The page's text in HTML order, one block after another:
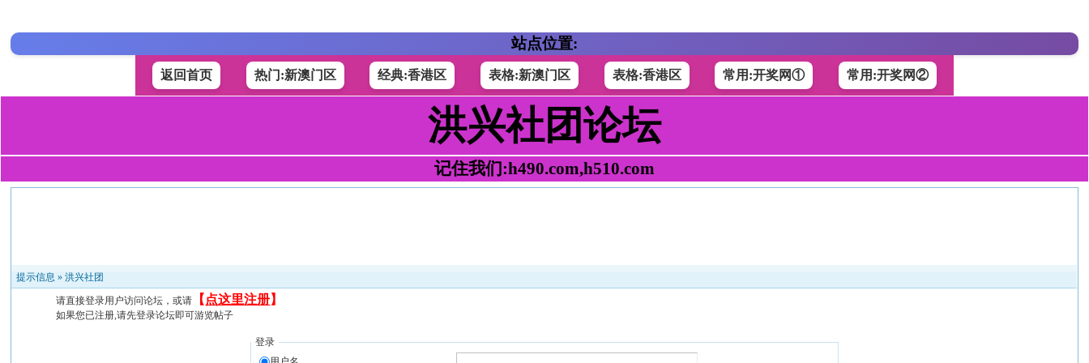
站点位置:
返回首页 热门:新澳门区 经典:香港区 表格:新澳门区 表格:香港区 常用:开奖网① 常用:开奖网②
洪兴社团论坛
记住我们:h490.com,h510.com
提示信息 »洪兴社团
请直接登录用户访问论坛，或请 【 点这里注册】
如果您已注册,请先登录论坛即可游览帖子
登录